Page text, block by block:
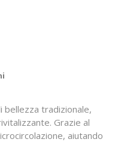
bellezza tradizionale,
Grazie al
aiutando